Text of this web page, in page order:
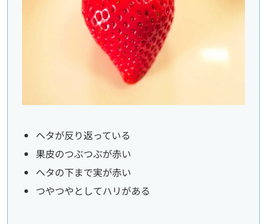
ヘタが反り返っている
果皮のつぶつぶが赤い
ヘタの下まで実が赤い
つやつやとしてハリがある